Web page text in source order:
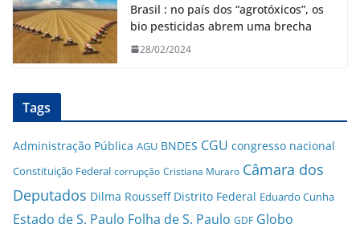
Brasil : no país dos “agrotóxicos”, os
bio pesticidas abrem uma brecha
28/02/2024
Tags
Administração Pública AGU BNDES CGU congresso nacional
Constituição Federal corrupção Cristiana Muraro Câmara dos
Deputados Dilma Rousseff Distrito Federal Eduardo Cunha
Estado de S. Paulo Folha de S. Paulo GDF Globo